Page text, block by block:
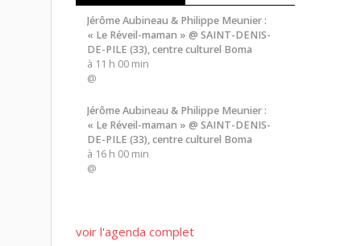
Jérôme Aubineau & Philippe Meunier :
« Le Réveil-maman » @ SAINT-DENIS-
DE-PILE (33), centre culturel Boma
à 11 h 00 min
@
Jérôme Aubineau & Philippe Meunier :
« Le Réveil-maman » @ SAINT-DENIS-
DE-PILE (33), centre culturel Boma
à 16 h 00 min
@
voir l'agenda complet